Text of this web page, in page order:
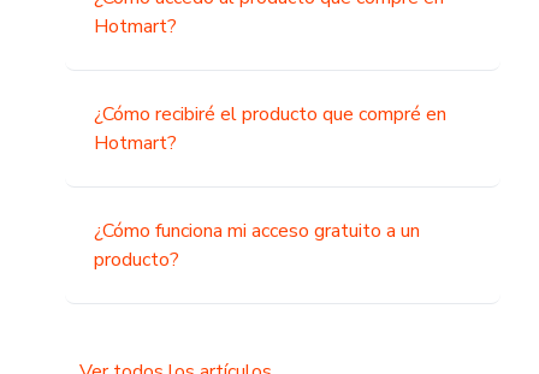
Hotmart?
¿Cómo recibiré el producto que compré en
Hotmart?
¿Cómo funciona mi acceso gratuito a un
producto?